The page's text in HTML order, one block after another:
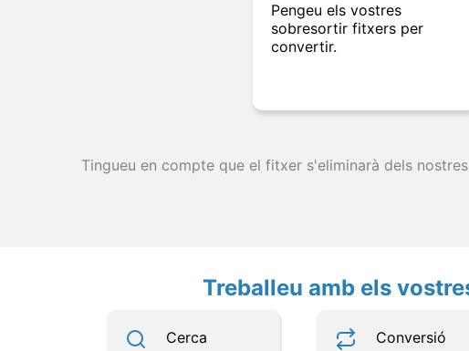
Pengeu els vostres
sobresortir fitxers per
convertir.
Tingueu en compte que el fitxer s'eliminarà dels
Treballeu amb els
Cerca Conversió